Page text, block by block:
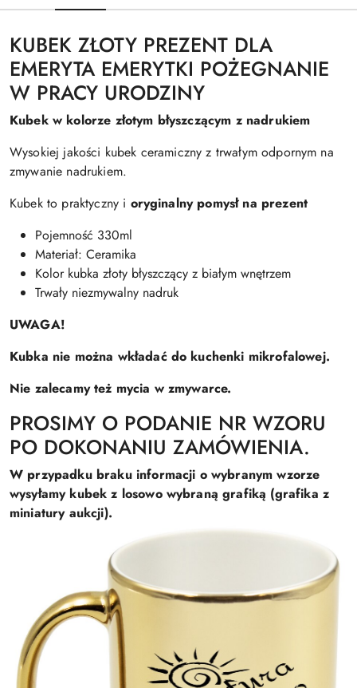
KUBEK ZŁOTY PREZENT DLA
EMERYTA EMERYTKI POŻEGNANIE
W PRACY URODZINY
Kubek w kolorze złotym błyszczącym z nadrukiem
Wysokiej jakości kubek ceramiczny z trwałym odpornym na
zmywanie nadrukiem.
Kubek to praktyczny i oryginalny pomysł na prezent
Pojemność 330ml
Materiał: Ceramika
Kolor kubka złoty błyszczący z białym wnętrzem
Trwały niezmywalny nadruk
UWAGA!
Kubka nie można wkładać do kuchenki mikrofalowej.
Nie zalecamy też mycia w zmywarce.
PROSIMY O PODANIE NR WZORU
PO DOKONANIU ZAMÓWIENIA.
W przypadku braku informacji o wybranym wzorze
wysyłamy kubek z losowo wybraną grafiką (grafika z
miniatury aukcji).